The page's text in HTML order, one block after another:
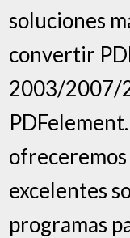
soluciones
convertir
2003/2007/
excelentes
programas